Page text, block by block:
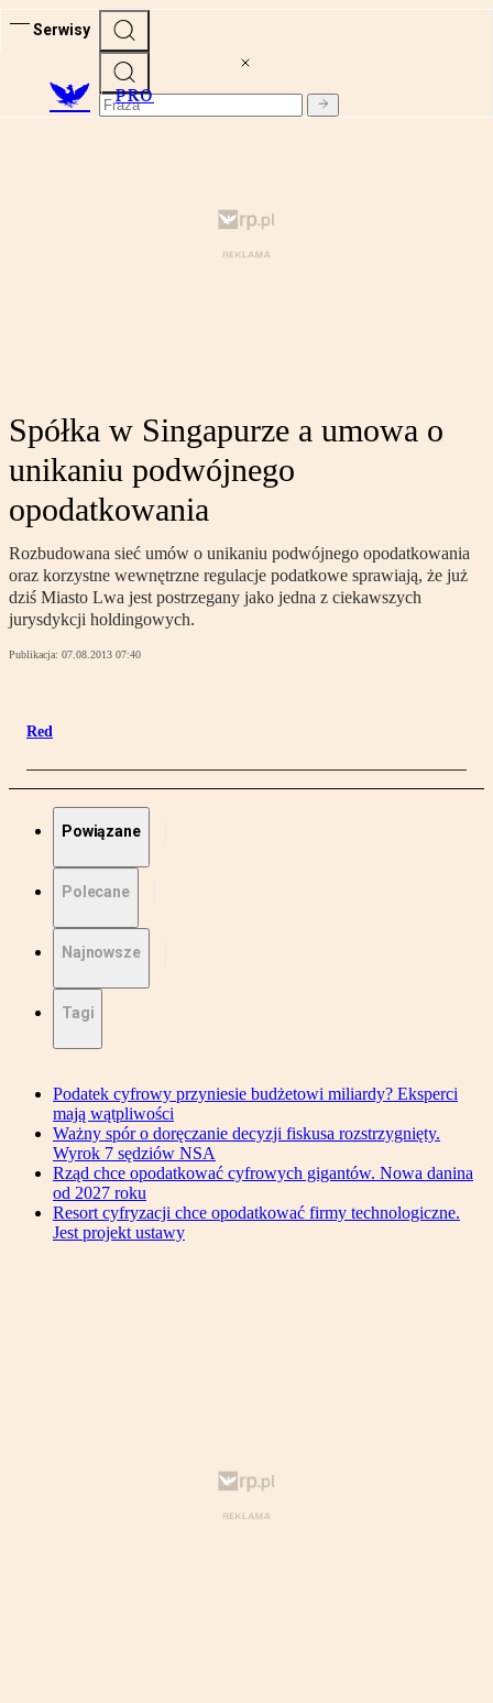
Serwisy
PRO
Spółka w Singapurze a umowa o
unikaniu podwójnego
opodatkowania
Rozbudowana sieć umów o unikaniu podwójnego opodatkowania
oraz korzystne wewnętrzne regulacje podatkowe sprawiają, że już
dziś Miasto Lwa jest postrzegany jako jedna z ciekawszych
jurysdykcji holdingowych.
Publikacja: 07.08.2013 07:40
Red
Powiązane
Polecane
Najnowsze
Tagi
Podatek cyfrowy przyniesie budżetowi miliardy? Eksperci
mają wątpliwości
Ważny spór o doręczanie decyzji fiskusa rozstrzygnięty.
Wyrok 7 sędziów NSA
Rząd chce opodatkować cyfrowych gigantów. Nowa danina
od 2027 roku
Resort cyfryzacji chce opodatkować firmy technologiczne.
Jest projekt ustawy